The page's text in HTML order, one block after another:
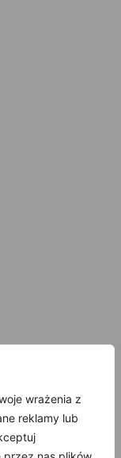
wrażenia z
reklamy lub